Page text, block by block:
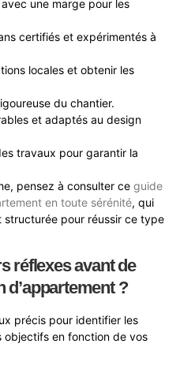
une marge pour les
certifiés et expérimentés à
locales et obtenir les
du chantier.
et adaptés au design
travaux pour garantir la
pensez à consulter ce guide
en toute sérénité, qui
pour réussir ce type
réflexes avant de
d’appartement ?
précis pour identifier les
objectifs en fonction de vos